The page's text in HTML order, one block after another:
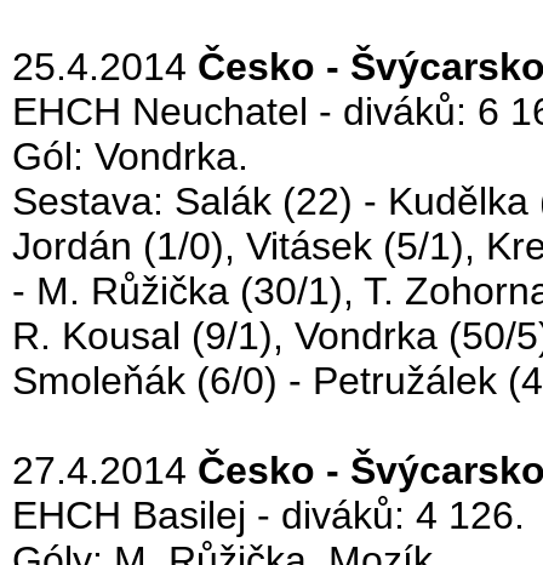
25.4.2014 Česko -
EHCH Neuchatel - diváků: 6
Gól: Vondrka.
Sestava: Salák (22) -
Jordán (1/0), Vitásek (5/1),
- M. Růžička (30/1), T.
R. Kousal (9/1), Vondrka (50/
Smoleňák (6/0) - Petružálek
27.4.2014 Česko -
EHCH Basilej - diváků: 4 126.